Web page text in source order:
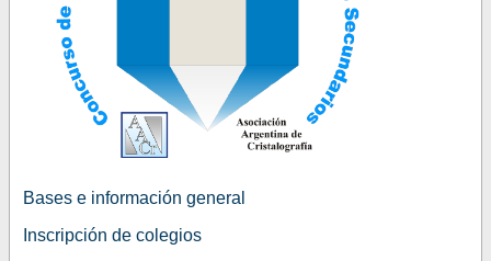
Bases e información general
Inscripción de colegios